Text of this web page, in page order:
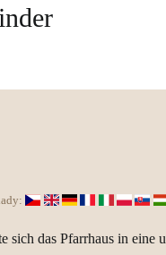
sich das Pfarrhaus in